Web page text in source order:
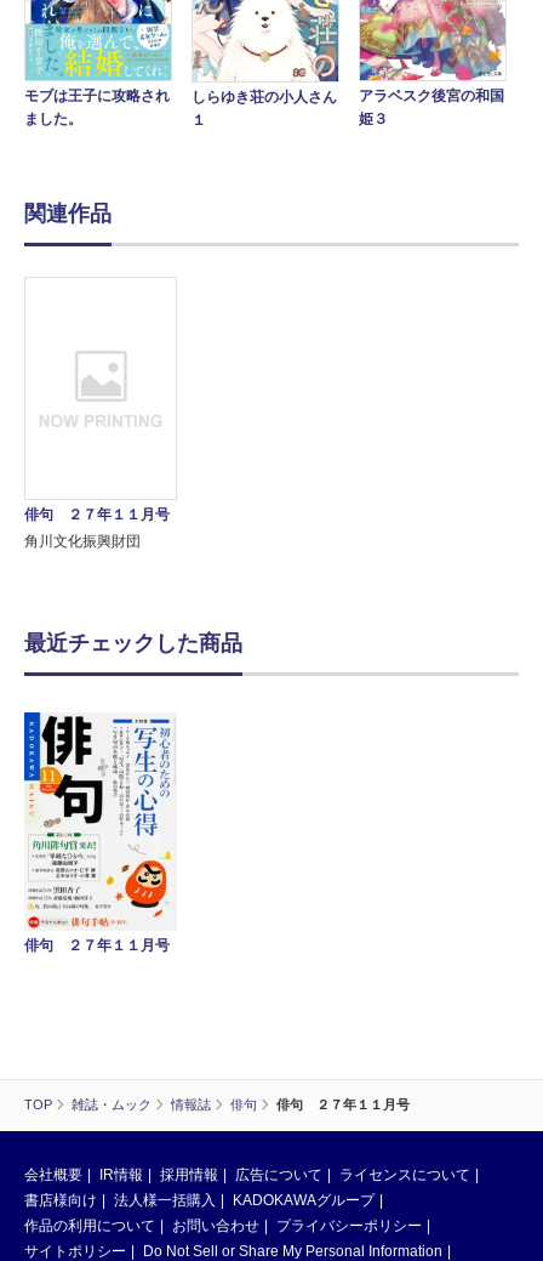
TOP 雑誌・ムック 情報誌 俳句 俳句 ２７年１１月号
モブは王子に攻略され
ました。
しらゆき荘の小人さん
１
アラベスク後宮の和国
姫３
関連作品
俳句 ２７年１１月号
角川文化振興財団
最近チェックした商品
俳句 ２７年１１月号
会社概要 IR情報 採用情報 広告について
ライセンスについて
書店様向け
法人様一括購入
KADOKAWAグループ
作品の利用について
お問い合わせ
プライバシーポリシー
サイトポリシー
Do Not Sell or Share My Personal Information